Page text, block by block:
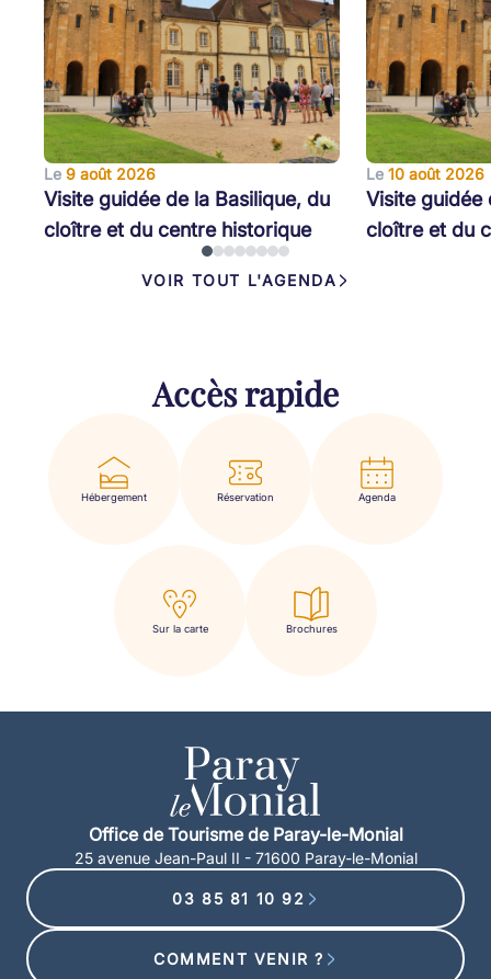
Le 9 août 2026
Visite guidée de la Basilique, du
cloître et du centre historique
Le 10 août 2026
Visite guidée
cloître et du
VOIR TOUT L'AGENDA
Accès rapide
Hébergement Réservation Agenda
Sur la carte Brochures
Office de Tourisme de Paray-le-Monial
25 avenue Jean-Paul II - 71600 Paray-le-Monial
03 85 81 10 92
COMMENT VENIR ?